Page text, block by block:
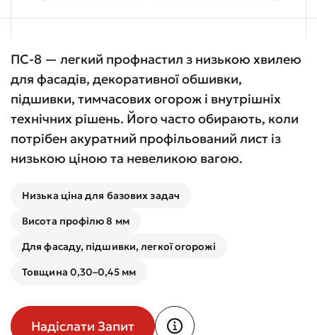
ПС-8 — легкий профнастил з низькою хвилею
для фасадів, декоративної обшивки,
підшивки, тимчасових огорож і внутрішніх
технічних рішень. Його часто обирають, коли
потрібен акуратний профільований лист із
низькою ціною та невеликою вагою.
Низька ціна для базових задач
Висота профілю 8 мм
Для фасаду, підшивки, легкої огорожі
Товщина 0,30–0,45 мм
Надіслати Запит